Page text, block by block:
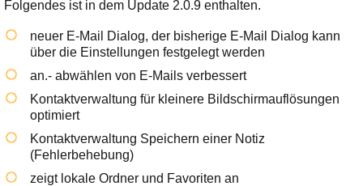
Folgendes ist in dem Update 2.0.9 enthalten.
neuer E-Mail Dialog, der bisherige E-Mail Dialog kann
über die Einstellungen festgelegt werden
an.- abwählen von E-Mails verbessert
Kontaktverwaltung für kleinere Bildschirmauflösungen
optimiert
Kontaktverwaltung Speichern einer Notiz
(Fehlerbehebung)
zeigt lokale Ordner und Favoriten an